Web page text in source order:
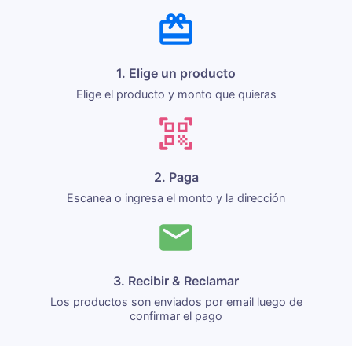
1. Elige un producto
Elige el producto y monto que quieras
2. Paga
Escanea o ingresa el monto y la dirección
3. Recibir & Reclamar
Los productos son enviados por email luego de
confirmar el pago